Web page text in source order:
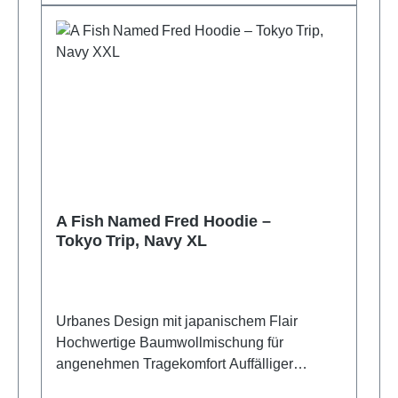
A Fish Named Fred Hoodie –
Tokyo Trip, Navy XL
Urbanes Design mit japanischem Flair
Hochwertige Baumwollmischung für
angenehmen Tragekomfort Auffälliger